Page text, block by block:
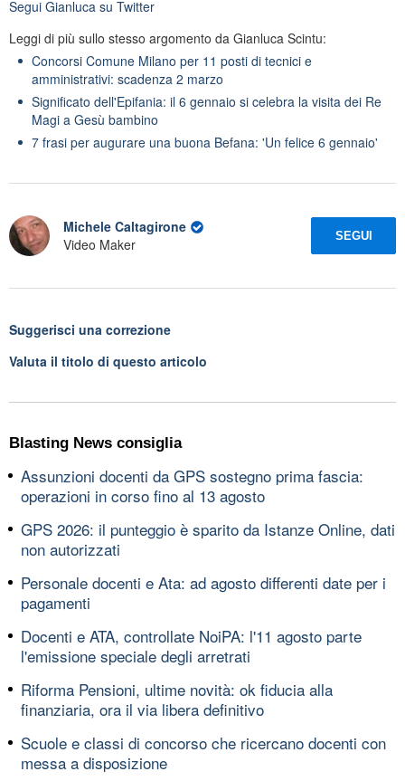
Segui Gianluca su Twitter
Leggi di più sullo stesso argomento da Gianluca Scintu:
Concorsi Comune Milano per 11 posti di tecnici e
amministrativi: scadenza 2 marzo
Significato dell'Epifania: il 6 gennaio si celebra la visita dei Re
Magi a Gesù bambino
7 frasi per augurare una buona Befana: 'Un felice 6 gennaio'
Michele Caltagirone
Video Maker
SEGUI
Suggerisci una correzione
Valuta il titolo di questo articolo
Blasting News consiglia
Assunzioni docenti da GPS sostegno prima fascia:
operazioni in corso fino al 13 agosto
GPS 2026: il punteggio è sparito da Istanze Online, dati
non autorizzati
Personale docenti e Ata: ad agosto differenti date per i
pagamenti
Docenti e ATA, controllate NoiPA: l'11 agosto parte
l'emissione speciale degli arretrati
Riforma Pensioni, ultime novità: ok fiducia alla
finanziaria, ora il via libera definitivo
Scuole e classi di concorso che ricercano docenti con
messa a disposizione